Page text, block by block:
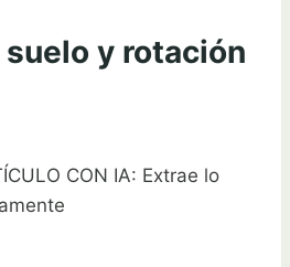
y rotación
CON IA: Extrae lo